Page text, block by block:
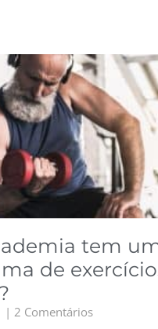
tem
de
2 Comentários